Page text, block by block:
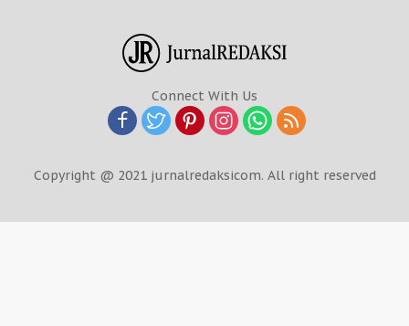
Connect With Us
Copyright @ 2021 jurnalredaksicom. All right reserved